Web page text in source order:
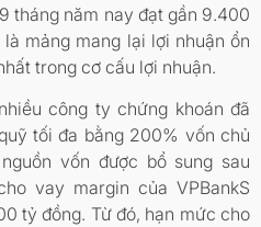
tháng năm nay đạt gần 9.400
mảng mang lại lợi nhuận ổn
trong cơ cấu lợi nhuận.
công ty chứng khoán đã
tối đa bằng 200% vốn chủ
vốn được bổ sung sau
vay margin của VPBankS
tỷ đồng. Từ đó, hạn mức cho